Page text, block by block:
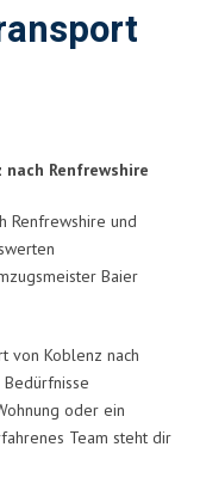
nach Renfrewshire
Renfrewshire und
Baier
von Koblenz nach
oder ein
Team steht dir